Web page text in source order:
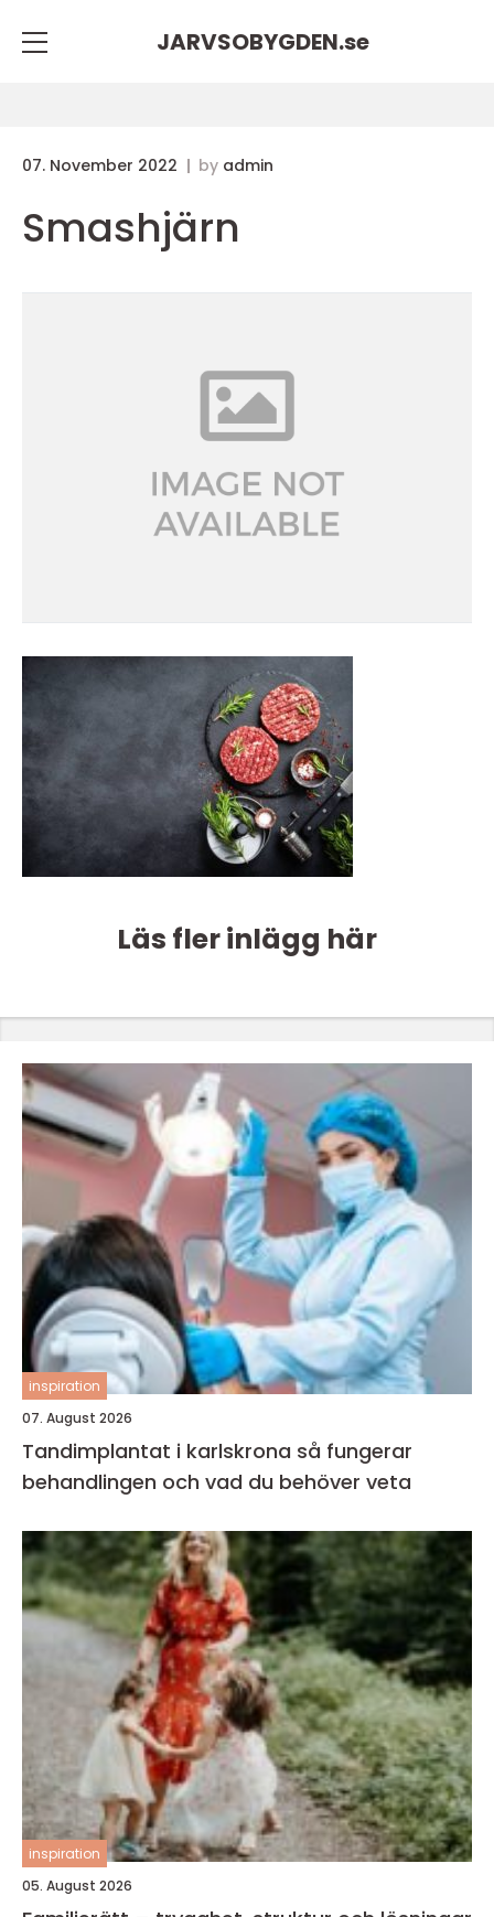
JARVSOBYGDEN.se
07. November 2022 by admin
Smashjärn
Läs fler inlägg här
inspiration
07. August 2026
Tandimplantat i karlskrona så fungerar
behandlingen och vad du behöver veta
inspiration
05. August 2026